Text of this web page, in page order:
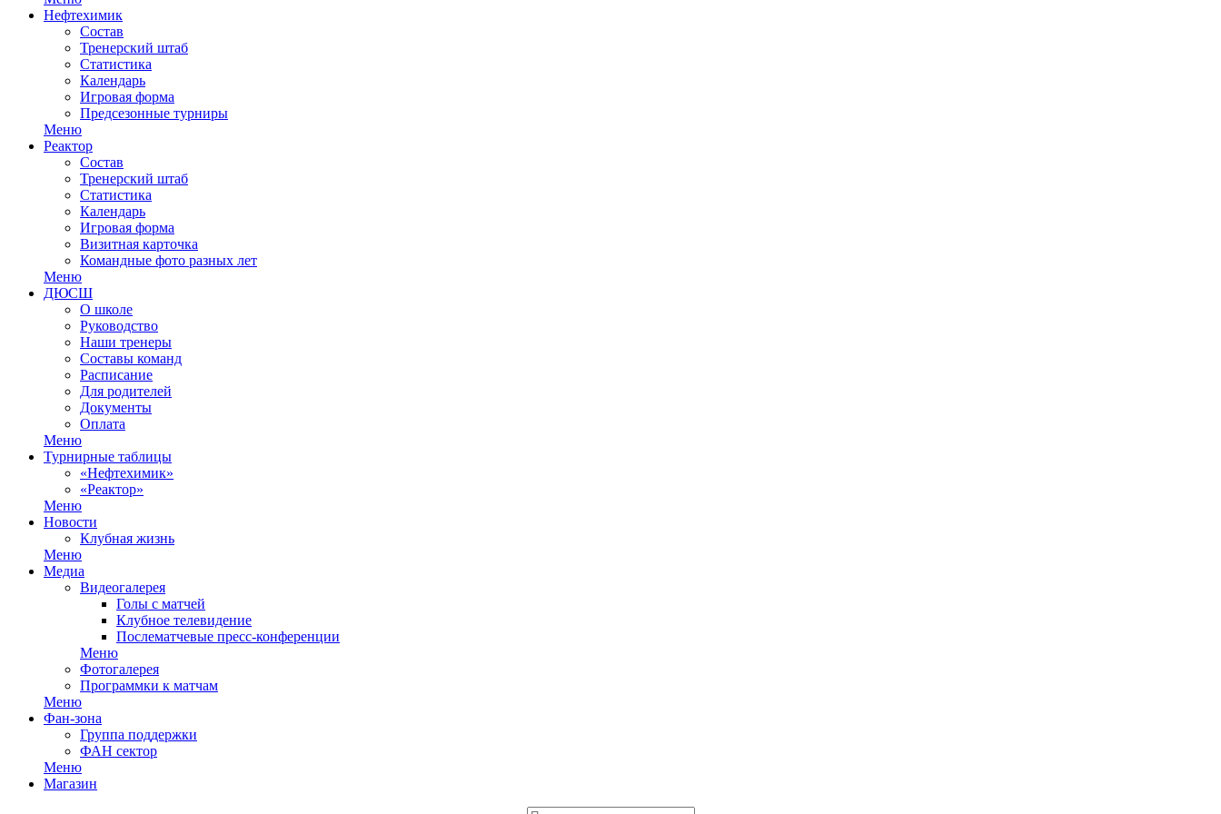
Нефтехимик
Состав
Тренерский штаб
Статистика
Календарь
Игровая форма
Предсезонные турниры
Меню
Реактор
Состав
Тренерский штаб
Статистика
Календарь
Игровая форма
Визитная карточка
Командные фото разных лет
Меню
ДЮСШ
О школе
Руководство
Наши тренеры
Составы команд
Расписание
Для родителей
Документы
Оплата
Меню
Турнирные таблицы
«Нефтехимик»
«Реактор»
Меню
Новости
Клубная жизнь
Меню
Медиа
Видеогалерея
Голы с матчей
Клубное телевидение
Послематчевые пресс-конференции
Меню
Фотогалерея
Программки к матчам
Меню
Фан-зона
Группа поддержки
ФАН сектор
Меню
Магазин